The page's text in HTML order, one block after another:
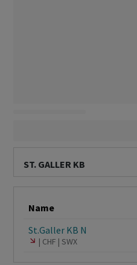
ST. GALLER KB
Name
St.Galler KB N
CHF SWX